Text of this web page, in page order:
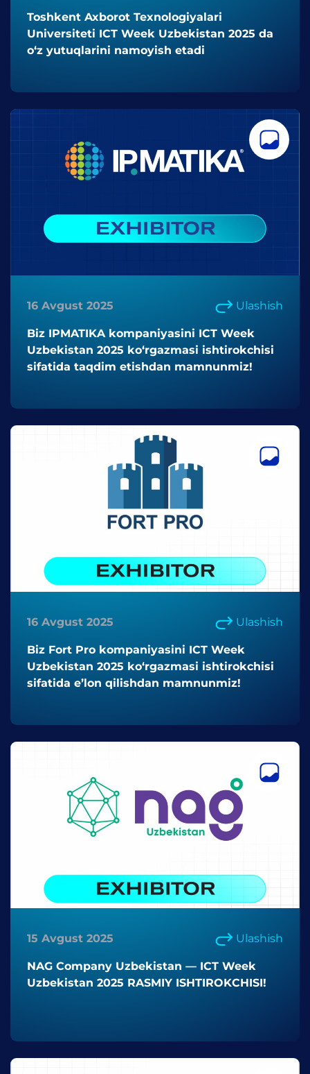
Toshkent Axborot Texnologiyalari
Universiteti ICT Week Uzbekistan 2025 da
o‘z yutuqlarini namoyish etadi
16 Avgust 2025 Ulashish
Biz IPMATIKA kompaniyasini ICT Week
Uzbekistan 2025 ko‘rgazmasi ishtirokchisi
sifatida taqdim etishdan mamnunmiz!
16 Avgust 2025 Ulashish
Biz Fort Pro kompaniyasini ICT Week
Uzbekistan 2025 ko‘rgazmasi ishtirokchisi
sifatida e’lon qilishdan mamnunmiz!
15 Avgust 2025 Ulashish
NAG Company Uzbekistan — ICT Week
Uzbekistan 2025 RASMIY ISHTIROKCHISI!